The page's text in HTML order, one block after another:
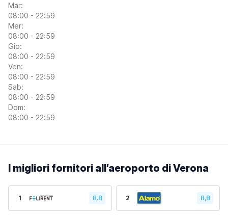
Mar:
08:00 - 22:59
Mer:
08:00 - 22:59
Gio:
08:00 - 22:59
Ven:
08:00 - 22:59
Sab:
08:00 - 22:59
Dom:
08:00 - 22:59
I migliori fornitori all’aeroporto di Verona
1 8.8 2 8,8